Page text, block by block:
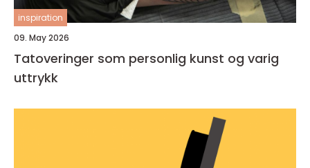
inspiration
09. May 2026
Tatoveringer som personlig kunst og varig
uttrykk